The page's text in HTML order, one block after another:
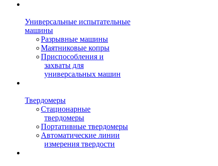
Универсальные испытательные
машины
Разрывные машины
Маятниковые копры
Приспособления и
захваты для
универсальных машин
Твердомеры
Стационарные
твердомеры
Портативные твердомеры
Автоматические линии
измерения твердости